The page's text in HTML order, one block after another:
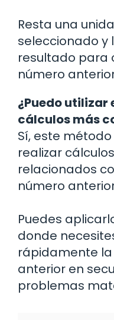
Resta una
seleccionado y
resultado para
número
¿Puedo utilizar
cálculos más
Sí, este
realizar
relacionados
número
Puedes
donde
rápidamente
anterior en
problemas